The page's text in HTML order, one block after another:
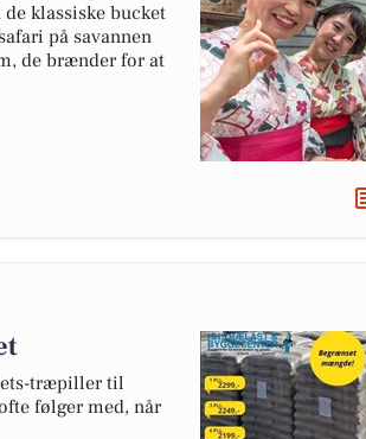
klassiske bucket
på savannen
de brænder for at
træpiller til
følger med, når